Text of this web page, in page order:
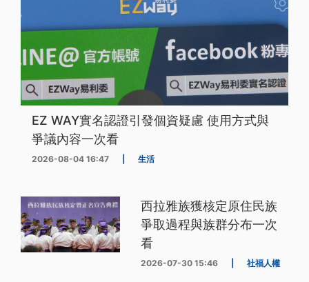
EZ WAY實名認證引發個資疑慮 使用方式與
爭議內容一次看
2026-08-04 16:47 生活
西拉雅族獲核定原住民族
爭取過程與族群分布一次
看
2026-07-30 15:46 社福人權